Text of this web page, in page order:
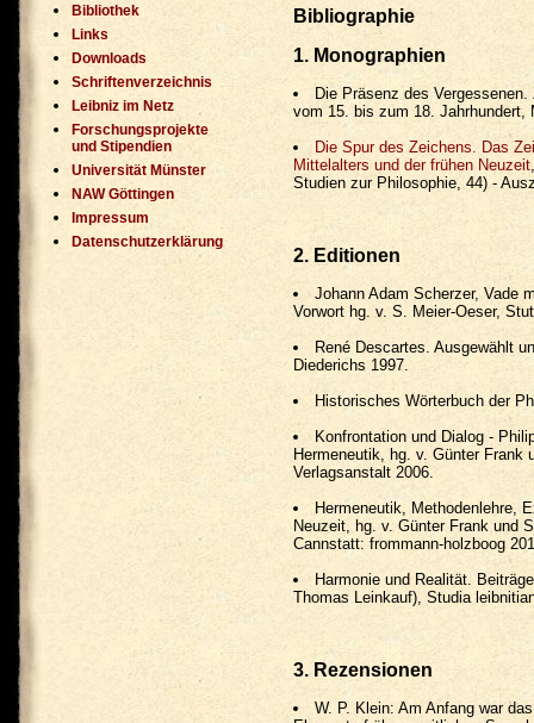
Bibliothek
Links
Downloads
Schriftenverzeichnis
Leibniz im Netz
Forschungsprojekte
und Stipendien
Universität Münster
NAW Göttingen
Impressum
Datenschutzerklärung
Bibliographie
1. Monographien
Die Präsenz des
vom 15. bis zum 18. Jahrhundert,
Die Spur des Zeichens. Das
Mittelalters und der frühen Neuzeit
Studien zur Philosophie, 44) -
2. Editionen
Johann Adam Scherzer, Vade
Vorwort hg. v. S. Meier-Oeser,
René Descartes. Ausgewählt
Diederichs 1997.
Historisches Wörterbuch der
Konfrontation und Dialog -
Hermeneutik, hg. v. Günter Frank
Verlagsanstalt 2006.
Hermeneutik, Methodenlehre,
Neuzeit, hg. v. Günter Frank und
Cannstatt: frommann-holzboog
Harmonie und Realität.
Thomas Leinkauf), Studia
3. Rezensionen
W. P. Klein: Am Anfang war